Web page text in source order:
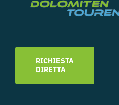
RICHIESTA
DIRETTA